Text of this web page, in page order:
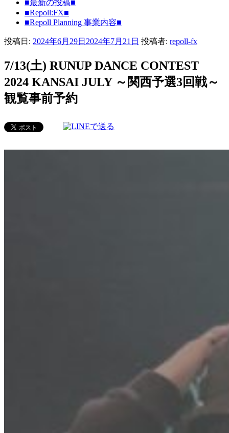
■最新の投稿■
■Repoll:FX■
■Repoll Planning 事業内容■
投稿日: 2024年6月29日 2024年7月21日 投稿者: repoll-fx
7/13(土) RUNUP DANCE CONTEST
2024 KANSAI JULY ～関西予選3回戦～
観覧事前予約